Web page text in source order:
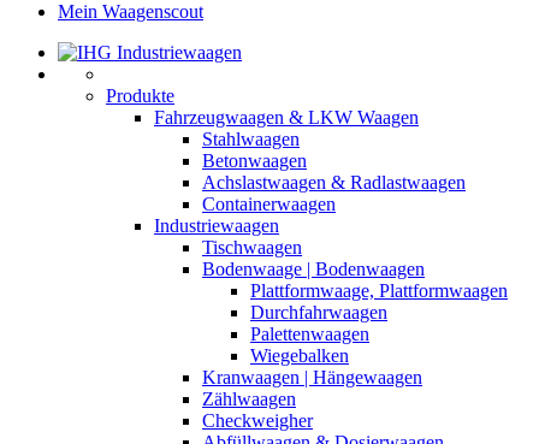
Mein Waagenscout
Produkte
Fahrzeugwaagen & LKW Waagen
Stahlwaagen
Betonwaagen
Achslastwaagen & Radlastwaagen
Containerwaagen
Industriewaagen
Tischwaagen
Bodenwaage | Bodenwaagen
Plattformwaage, Plattformwaagen
Durchfahrwaagen
Palettenwaagen
Wiegebalken
Kranwaagen | Hängewaagen
Zählwaagen
Checkweigher